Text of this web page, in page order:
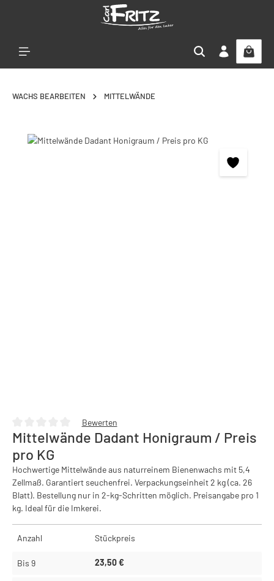
WACHS BEARBEITEN MITTELWÄNDE
Bildergalerie überspringen
Durchschnittliche Bewertung von 0 von 5 Sternen
Bewerten
Mittelwände Dadant Honigraum / Preis
pro KG
Hochwertige Mittelwände aus naturreinem Bienenwachs mit 5,4
Zellmaß. Garantiert seuchenfrei. Verpackungseinheit 2 kg (ca. 26
Blatt). Bestellung nur in 2-kg-Schritten möglich. Preisangabe pro 1
kg. Ideal für die Imkerei.
Anzahl Stückpreis
Bis 9 23,50 €